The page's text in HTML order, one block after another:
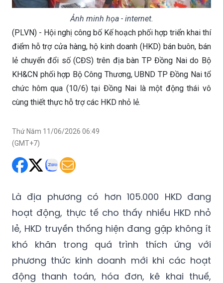
Ảnh minh họa - internet.
(PLVN) - Hội nghị công bố Kế hoạch phối hợp triển khai thí
điểm hỗ trợ cửa hàng, hộ kinh doanh (HKD) bán buôn, bán
lẻ chuyển đổi số (CĐS) trên địa bàn TP Đồng Nai do Bộ
KH&CN phối hợp Bộ Công Thương, UBND TP Đồng Nai tổ
chức hôm qua (10/6) tại Đồng Nai là một động thái vô
cùng thiết thực hỗ trợ các HKD nhỏ lẻ.
Thứ Năm 11/06/2026 06:49
(GMT+7)
Là địa phương có hơn 105.000 HKD đang
hoạt động, thực tế cho thấy nhiều HKD nhỏ
lẻ, HKD truyền thống hiện đang gặp không ít
khó khăn trong quá trình thích ứng với
phương thức kinh doanh mới khi các hoạt
động thanh toán, hóa đơn, kê khai thuế,